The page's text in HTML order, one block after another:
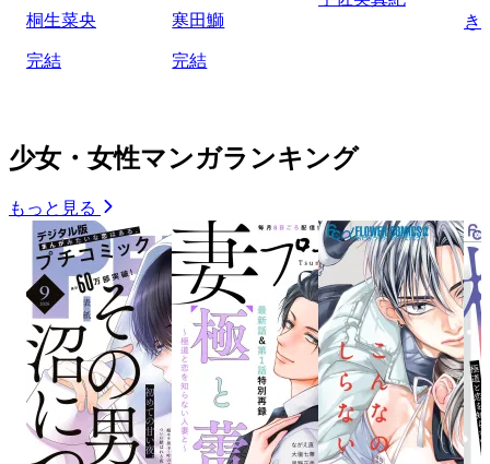
桐生菜央
完結
寒田鰤
完結
き
少女・女性マンガランキング
もっと見る